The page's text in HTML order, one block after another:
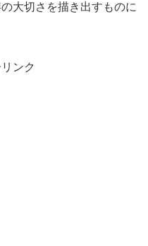
大切さを描き出すものに
ンク